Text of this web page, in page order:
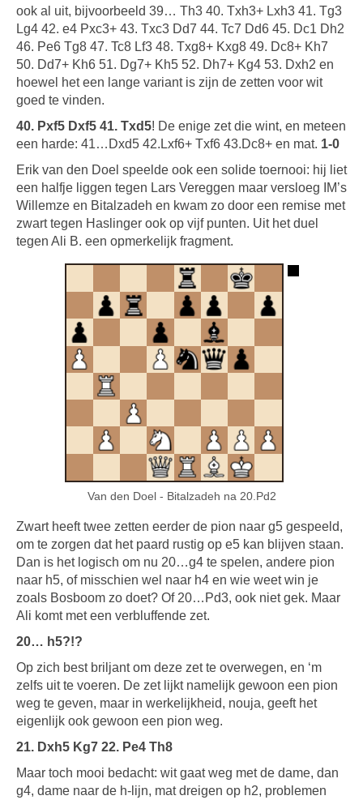
ook al uit, bijvoorbeeld 39… Th3 40. Txh3+ Lxh3 41. Tg3
Lg4 42. e4 Pxc3+ 43. Txc3 Dd7 44. Tc7 Dd6 45. Dc1 Dh2
46. Pe6 Tg8 47. Tc8 Lf3 48. Txg8+ Kxg8 49. Dc8+ Kh7
50. Dd7+ Kh6 51. Dg7+ Kh5 52. Dh7+ Kg4 53. Dxh2 en
hoewel het een lange variant is zijn de zetten voor wit
goed te vinden.
40. Pxf5 Dxf5 41. Txd5! De enige zet die wint, en meteen
een harde: 41…Dxd5 42.Lxf6+ Txf6 43.Dc8+ en mat. 1-0
Erik van den Doel speelde ook een solide toernooi: hij liet
een halfje liggen tegen Lars Vereggen maar versloeg IM’s
Willemze en Bitalzadeh en kwam zo door een remise met
zwart tegen Haslinger ook op vijf punten. Uit het duel
tegen Ali B. een opmerkelijk fragment.
Van den Doel - Bitalzadeh na 20.Pd2
Zwart heeft twee zetten eerder de pion naar g5 gespeeld,
om te zorgen dat het paard rustig op e5 kan blijven staan.
Dan is het logisch om nu 20…g4 te spelen, andere pion
naar h5, of misschien wel naar h4 en wie weet win je
zoals Bosboom zo doet? Of 20…Pd3, ook niet gek. Maar
Ali komt met een verbluffende zet.
20… h5?!?
Op zich best briljant om deze zet te overwegen, en ‘m
zelfs uit te voeren. De zet lijkt namelijk gewoon een pion
weg te geven, maar in werkelijkheid, nouja, geeft het
eigenlijk ook gewoon een pion weg.
21. Dxh5 Kg7 22. Pe4 Th8
Maar toch mooi bedacht: wit gaat weg met de dame, dan
g4, dame naar de h-lijn, mat dreigen op h2, problemen